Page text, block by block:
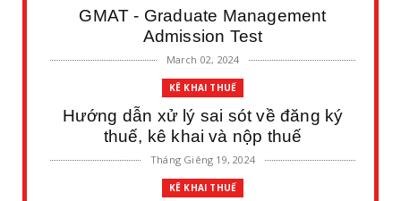
GMAT - Graduate Management
Admission Test
March 02, 2024
KÊ KHAI THUẾ
Hướng dẫn xử lý sai sót về đăng ký
thuế, kê khai và nộp thuế
Tháng Giêng 19, 2024
KÊ KHAI THUẾ